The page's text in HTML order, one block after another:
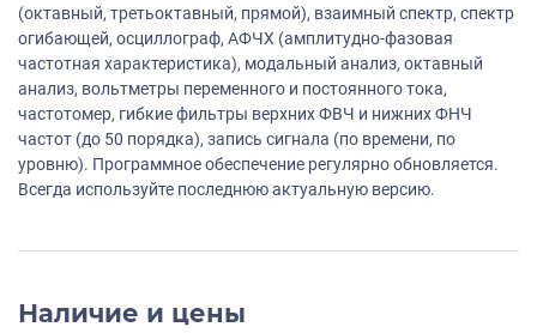
(октавный, третьоктавный, прямой), взаимный спектр, спектр
огибающей, осциллограф, АФЧХ (амплитудно-фазовая
частотная характеристика), модальный анализ, октавный
анализ, вольтметры переменного и постоянного тока,
частотомер, гибкие фильтры верхних ФВЧ и нижних ФНЧ
частот (до 50 порядка), запись сигнала (по времени, по
уровню). Программное обеспечение регулярно обновляется.
Всегда используйте последнюю актуальную версию.
Наличие и цены